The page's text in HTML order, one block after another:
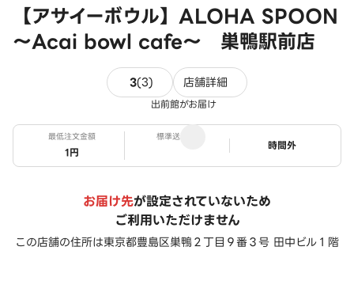
【アサイーボウル】ALOHA SPOON
～Acai bowl cafe～ 巣鴨駅前店
3(3) 3件のレビュー
店舗詳細
出前館がお届け
最低注文金額
1円
標準送料
ステータス
時間外
お届け先が設定されていないため
ご利用いただけません
この店舗の住所は東京都豊島区巣鴨２丁目９番３号 田中ビル１階